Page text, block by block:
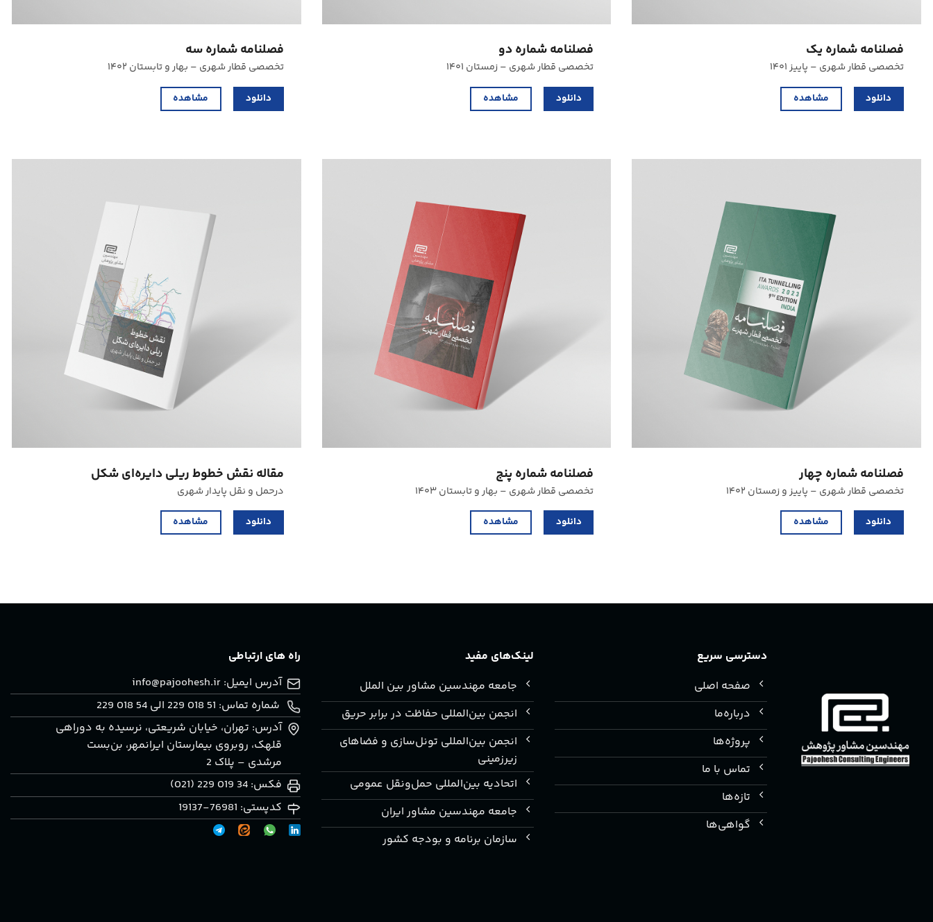
فصلنامه شماره یک
تخصصی قطار شهری – پاییز ۱۴۰۱
دانلود مشاهده
فصلنامه شماره دو
تخصصی قطار شهری – زمستان ۱۴۰۱
دانلود مشاهده
فصلنامه شماره سه
تخصصی قطار شهری – بهار و تابستان ۱۴۰۲
دانلود مشاهده
فصلنامه شماره چهار
تخصصی قطار شهری – پاییز و زمستان ۱۴۰۲
دانلود مشاهده
فصلنامه شماره پنج
تخصصی قطار شهری – بهار و تابستان ۱۴۰۳
دانلود مشاهده
مقاله نقش خطوط ریلی دایره‏‌ای‏ شکل
درحمل و نقل پایدار شهری
دانلود مشاهده
دسترسی سریع
صفحه اصلی
درباره‌ما
پروژه‌ها
تماس با ما
تازه‌ها
گواهی‌ها
لینک‌های مفید
جامعه مهندسین مشاور بین الملل
انجمن بین‌المللی حفاظت در برابر حریق
انجمن بین‌المللی تونل‌سازی و فضاهای
زیرزمینی
اتحادیه بین‌المللی حمل‌ونقل عمومی
جامعه مهندسین مشاور ایران
سازمان برنامه و بودجه کشور
راه های ارتباطی
آدرس ایمیل: info@pajoohesh.ir
شماره تماس: 51 018 229 الی 54 018 229
آدرس: تهران، خيابان شريعتی، نرسيده به دوراهی
قلهک، روبروی بيمارستان ايرانمهر، بن‌بست
مرشدی – پلاک 2
فکس: 34 019 229 (021)
کدپستی: 76981-19137